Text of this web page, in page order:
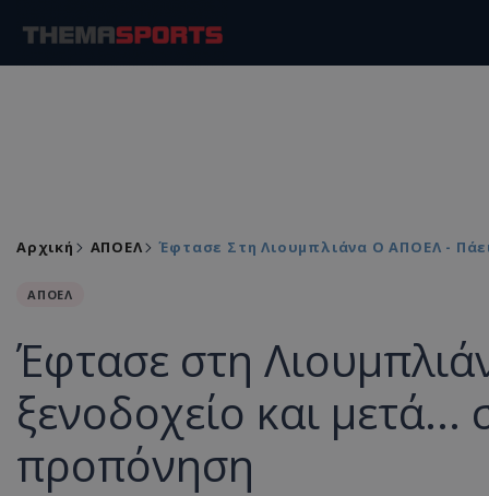
Αρχική ΑΠΟΕΛ Έφτασε Στη Λιουμπλιάνα Ο ΑΠΟΕΛ -
ΑΠΟΕΛ
Έφτασε στη
ξενοδοχείο και
προπόνηση